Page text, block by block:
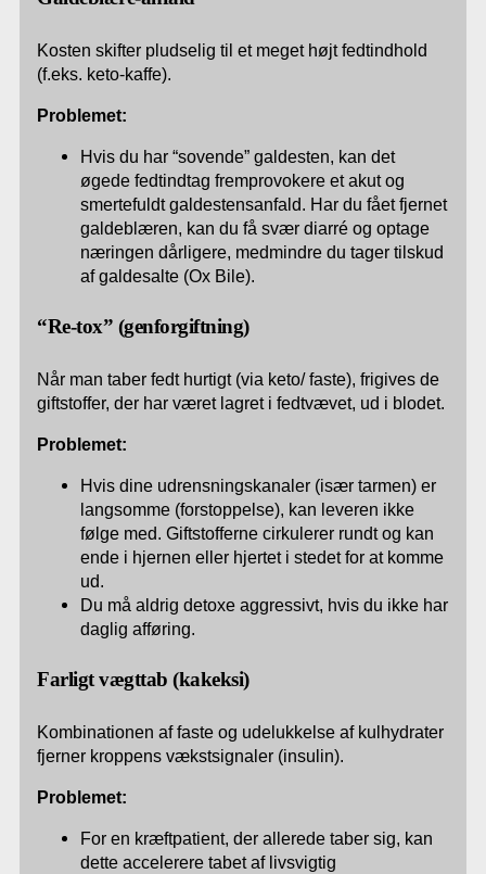
Kosten skifter pludselig til et meget højt fedtindhold
(f.eks. keto-kaffe).
Problemet:
Hvis du har “sovende” galdesten, kan det
øgede fedtindtag fremprovokere et akut og
smertefuldt galdestensanfald. Har du fået fjernet
galdeblæren, kan du få svær diarré og optage
næringen dårligere, medmindre du tager tilskud
af galdesalte (Ox Bile).
“Re-tox” (genforgiftning)
Når man taber fedt hurtigt (via keto/ faste), frigives de
giftstoffer, der har været lagret i fedtvævet, ud i blodet.
Problemet:
Hvis dine udrensningskanaler (især tarmen) er
langsomme (forstoppelse), kan leveren ikke
følge med. Giftstofferne cirkulerer rundt og kan
ende i hjernen eller hjertet i stedet for at komme
ud.
Du må aldrig detoxe aggressivt, hvis du ikke har
daglig afføring.
Farligt vægttab (kakeksi)
Kombinationen af faste og udelukkelse af kulhydrater
fjerner kroppens vækstsignaler (insulin).
Problemet:
For en kræftpatient, der allerede taber sig, kan
dette accelerere tabet af livsvigtig